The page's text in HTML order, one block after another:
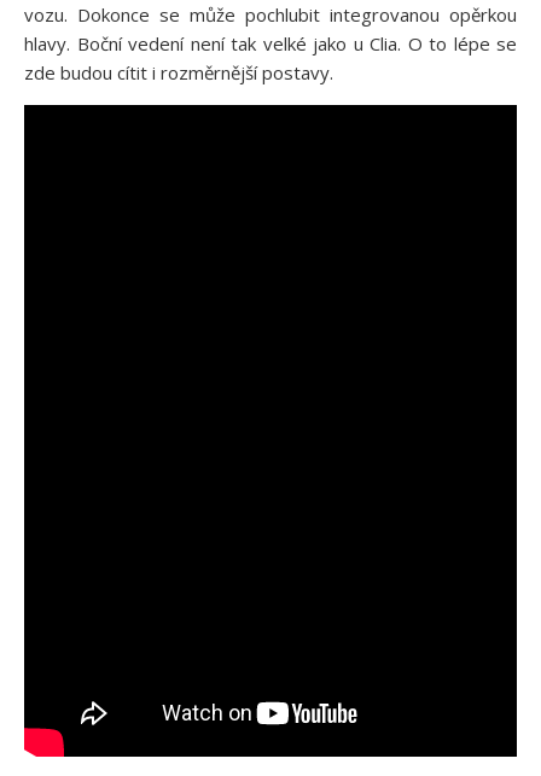
vozu. Dokonce se může pochlubit integrovanou opěrkou
hlavy. Boční vedení není tak velké jako u Clia. O to lépe se
zde budou cítit i rozměrnější postavy.